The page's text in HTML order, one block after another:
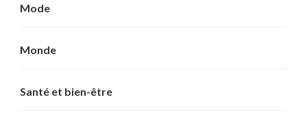
Mode
Monde
Santé et bien-être